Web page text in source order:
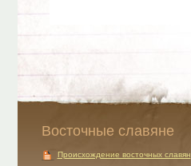
Восточные славяне
Происхождение восточных славян